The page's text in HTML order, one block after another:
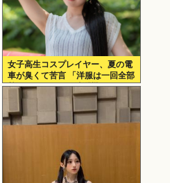
女子高生コスプレイヤー、夏の電
車が臭くて苦言 「洋服は一回全部
熱湯につけよう！洗濯機はキッチ
ンハイター薄めた水で一回まわそ
う！」